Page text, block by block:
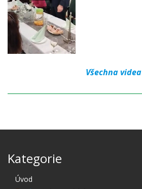
Všechna videa
Kategorie
Úvod